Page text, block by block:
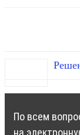
По всем
на